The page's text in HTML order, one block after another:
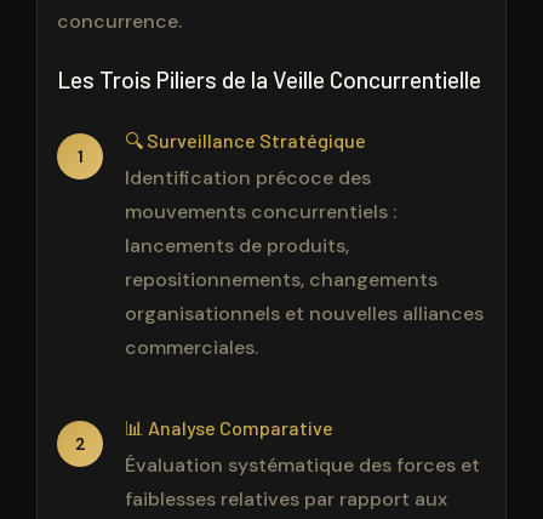
concurrence.
Les Trois Piliers de la Veille Concurrentielle
1
🔍 Surveillance Stratégique
Identification précoce des
mouvements concurrentiels :
lancements de produits,
repositionnements, changements
organisationnels et nouvelles alliances
commerciales.
2
📊 Analyse Comparative
Évaluation systématique des forces et
faiblesses relatives par rapport aux